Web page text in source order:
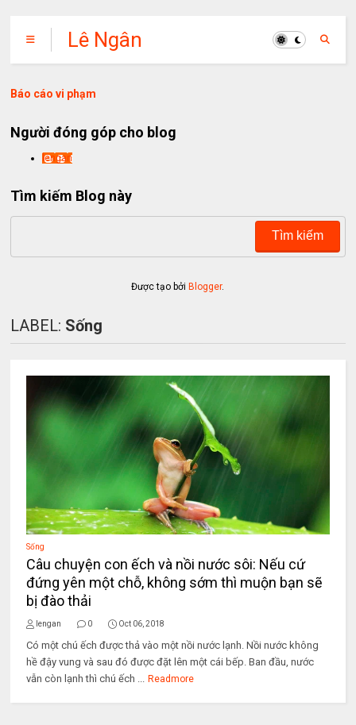
Lê Ngân
Báo cáo vi phạm
Người đóng góp cho blog
lengan
Tìm kiếm Blog này
Được tạo bởiBlogger.
LABEL: Sống
Sống
Câu chuyện con ếch và nồi nước sôi: Nếu cứ
đứng yên một chỗ, không sớm thì muộn bạn sẽ
bị đào thải
lengan 0 Oct 06, 2018
Có một chú ếch được thả vào một nồi nước lạnh. Nồi nước không
hề đậy vung và sau đó được đặt lên một cái bếp. Ban đầu, nước
vẫn còn lạnh thì chú ếch ...
Readmore